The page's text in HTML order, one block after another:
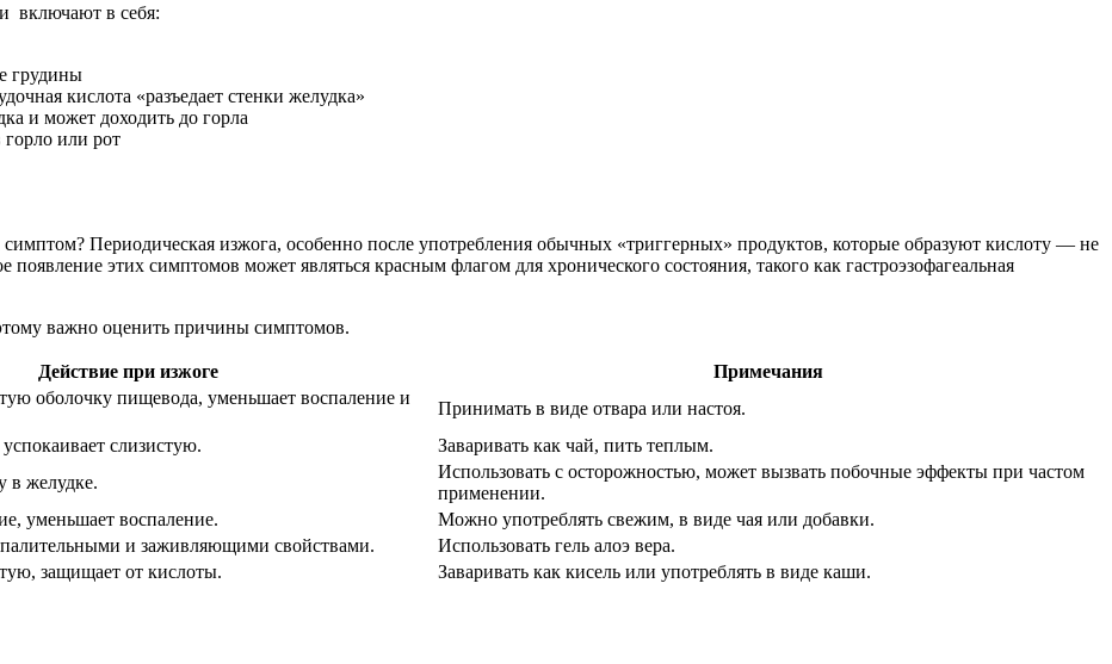
включают в себя:
грудины
кислота «разъедает стенки желудка»
и может доходить до горла
или рот
Периодическая изжога, особенно после употребления обычных «триггерных» продуктов, которые образуют кислоту — не
этих симптомов может являться красным флагом для хронического состояния, такого как гастроэзофагеальная
важно оценить причины симптомов.
Действие при изжоге
Примечания
оболочку пищевода, уменьшает воспаление и
Принимать в виде отвара или настоя.
слизистую.
Заваривать как чай, пить теплым.
в желудке.
Использовать с осторожностью, может вызвать побочные эффекты при частом
применении.
уменьшает воспаление.
Можно употреблять свежим, в виде чая или добавки.
и заживляющими свойствами.
Использовать гель алоэ вера.
защищает от кислоты. Заваривать как кисель или употреблять в виде каши.